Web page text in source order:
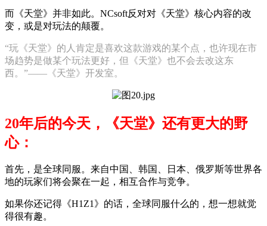
而《天堂》并非如此。NCsoft反对对《天堂》核心内容的改
变，或是对玩法的颠覆。
“玩《天堂》的人肯定是喜欢这款游戏的某个点，也许现在市
场趋势是做某个玩法更好，但《天堂》也不会去改这东
西。”——《天堂》开发室。
20年后的今天，《天堂》还有更大的野
心：
首先，是全球同服。来自中国、韩国、日本、俄罗斯等世界各
地的玩家们将会聚在一起，相互合作与竞争。
如果你还记得《H1Z1》的话，全球同服什么的，想一想就觉
得很有趣。